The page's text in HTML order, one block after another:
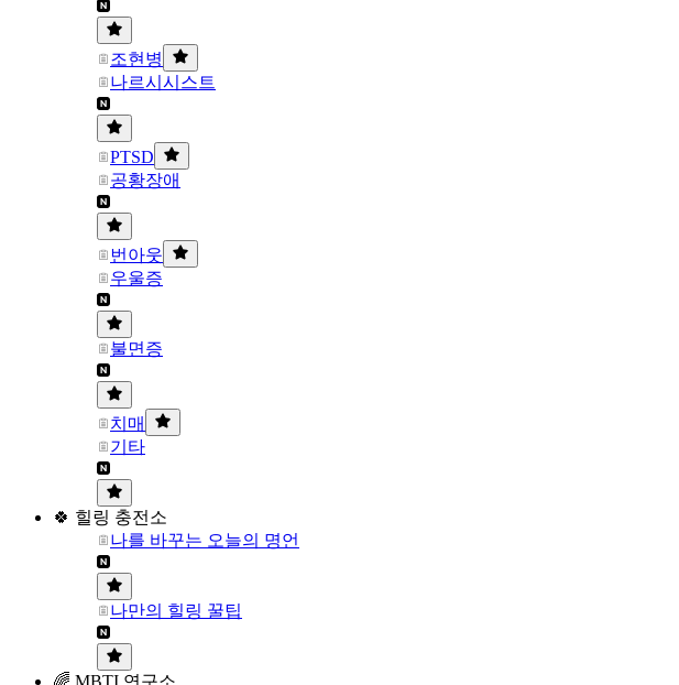
조현병
나르시시스트
PTSD
공황장애
번아웃
우울증
불면증
치매
기타
🍀 힐링 충전소
나를 바꾸는 오늘의 명언
나만의 힐링 꿀팁
🌈 MBTI 연구소